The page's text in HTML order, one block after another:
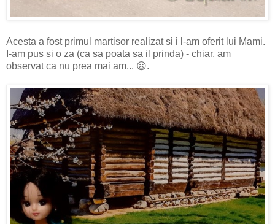
Acesta a fost primul martisor realizat si i l-am oferit lui Mami.
I-am pus si o za (ca sa poata sa il prinda) - chiar, am
observat ca nu prea mai am... 😦.